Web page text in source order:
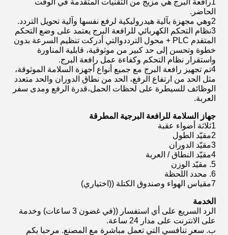
1رافعة البرج هي مزيج من التقنيات المتقدمة في الوقت
الحاضر.
2وهي مجهزة بآلية هيدروليكية لرفع نفسها وآلية تحويل التردد.
3نظام التحكم الكهربائي للرافعة البرج يعتمد على وضع التحكم
المتقدم PLC + محول الترددوالتي أدركت تنظيم السرعة بدون
خطوة وتحسن إلى حد كبير من موثوقية، قابلية المناورة
واستقرار نظام التحكم وكفاءة عمل رافعة البرج.
4تم تجهيز رافعة البرج مع جميع أنواع أجهزة السلامة الموثوقة،
مثل الحد من ارتفاع الرفع، الحد من نطاق الدوران والحد متعدد
الوظائف للسيطرة على لحظات الحمل،قدرة الرفع ومدى سفر
العربة.
جهاز السلامة للرافعة البرجية المطرقة
1ثلاثة أضواء عقبة
2مقيّد الطول
3مقيّد الدوران
4مقيّد النطاق / العربة
5. مقيّد الوزن
6. محدد اللحظة
7مقياس الهواء وصندوق الكتلة ((اختياري)
الخدمة
الرد السريع على أي استفسار ((في غضون 3 ساعات) وخدمة
على الانترنت على مدار 24 ساعة.
ب. سعر تنافسي التي تعمل مباشرة مع المصنع. مرحبا بكم